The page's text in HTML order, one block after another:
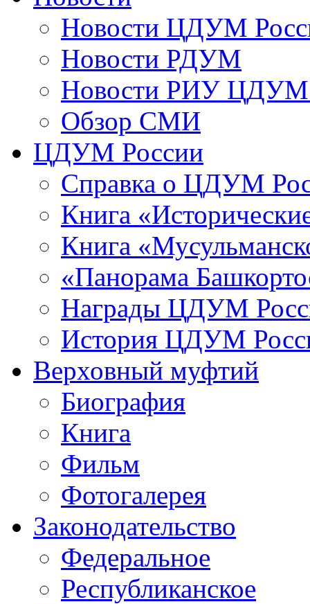
Новости ЦДУМ
Новости РДУМ
Новости РИУ ЦДУМ
Обзор СМИ
ЦДУМ России
Справка о ЦДУМ
Книга
Книга
«Панорама
Награды ЦДУМ
История ЦДУМ
Верховный муфтий
Биография
Книга
Фильм
Фотогалерея
Законодательство
Федеральное
Республиканское